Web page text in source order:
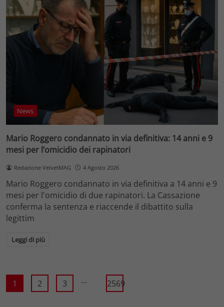
News
Mario Roggero condannato in via definitiva: 14 anni e 9
mesi per l’omicidio dei rapinatori
Redazione VelvetMAG 4 Agosto 2026
Mario Roggero condannato in via definitiva a 14 anni e 9
mesi per l'omicidio di due rapinatori. La Cassazione
conferma la sentenza e riaccende il dibattito sulla
legittim
Leggi di più
1 2 3 ... 2569